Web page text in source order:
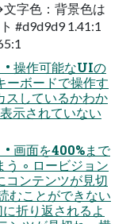
字色：背景色は
#d9d9d9 1.41:1
• 操作可能なUIの
ーボードで操作す
スしているかわか
示されていない
画面を400%まで
う ◦ ロービジョン
コンテンツが見切
むことができない
折り返されるよ